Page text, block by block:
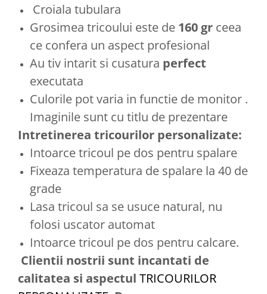
Croiala tubulara
Grosimea tricoului este de 160 gr ceea
ce confera un aspect profesional
Au tiv intarit si cusatura perfect
executata
Culorile pot varia in functie de monitor .
Imaginile sunt cu titlu de prezentare
Intretinerea tricourilor personalizate:
Intoarce tricoul pe dos pentru spalare
Fixeaza temperatura de spalare la 40 de
grade
Lasa tricoul sa se usuce natural, nu
folosi uscator automat
Intoarce tricoul pe dos pentru calcare.
Clientii nostrii sunt incantati de
calitatea si aspectul TRICOURILOR